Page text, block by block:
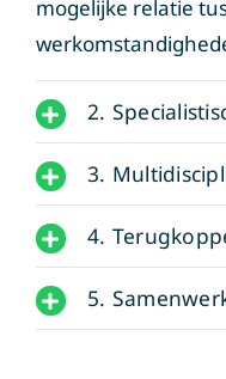
mogelijke relatie
2.
3.
4.
5.